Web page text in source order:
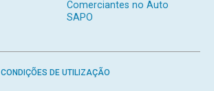
Comerciantes no Auto
SAPO
CONDIÇÕES DE UTILIZAÇÃO